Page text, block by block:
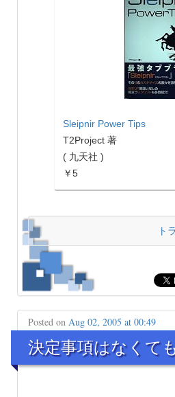
Sleipnir Power Tips
T2Project 著
( 九天社 )
￥5
ト
Posted on Aug 02, 2005 at 00:49
決定事項はなくて